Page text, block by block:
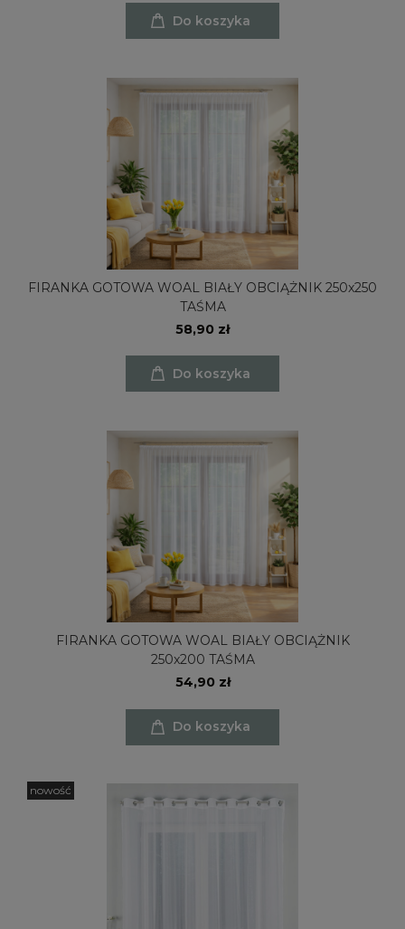
Do koszyka
FIRANKA GOTOWA WOAL BIAŁY OBCIĄŻNIK 250x250
TAŚMA
58,90 zł
Do koszyka
FIRANKA GOTOWA WOAL BIAŁY OBCIĄŻNIK
250x200 TAŚMA
54,90 zł
Do koszyka
nowość